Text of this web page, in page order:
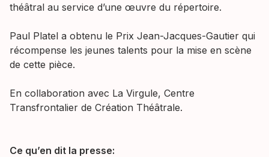
théâtral au service d’une œuvre du répertoire.
Paul Platel a obtenu le Prix Jean-Jacques-Gautier qui
récompense les jeunes talents pour la mise en scène
de cette pièce.
En collaboration avec La Virgule, Centre
Transfrontalier de Création Théâtrale.
Ce qu’en dit la presse: